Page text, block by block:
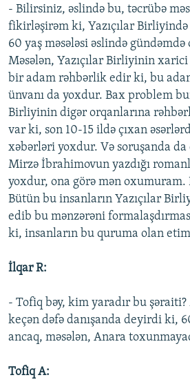
- Bilirsiniz, əslində bu, təcrübə
fikirləşirəm ki, Yazıçılar
60 yaş məsələsi əslində gündəmdə
Məsələn, Yazıçılar Birliyinin xarici
bir adam rəhbərlik edir ki, bu
ünvanı da yoxdur. Bax problem
Birliyinin digər orqanlarına
var ki, son 10-15 ildə çıxan
xəbərləri yoxdur. Və soruşanda
Mirzə İbrahimovun yazdığı
yoxdur, ona görə mən oxumuram.
Bütün bu insanların Yazıçılar
edib bu mənzərəni
ki, insanların bu quruma olan
İlqar R:
- Tofiq bəy, kim yaradır bu şəraiti?
keçən dəfə danışanda deyirdi ki,
ancaq, məsələn, Anara
Tofiq A: